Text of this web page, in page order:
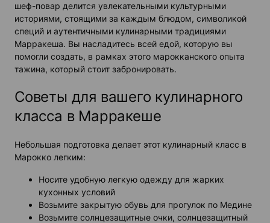
шеф-повар делится увлекательными культурными
историями, стоящими за каждым блюдом, символикой
специй и аутентичными кулинарными традициями
Марракеша. Вы насладитесь всей едой, которую вы
помогли создать, в рамках этого марокканского опыта
тажина, который стоит забронировать.
Советы для вашего кулинарного
класса в Марракеше
Небольшая подготовка делает этот кулинарный класс в
Марокко легким:
Носите удобную легкую одежду для жарких
кухонных условий
Возьмите закрытую обувь для прогулок по Медине
Возьмите солнцезащитные очки, солнцезащитный